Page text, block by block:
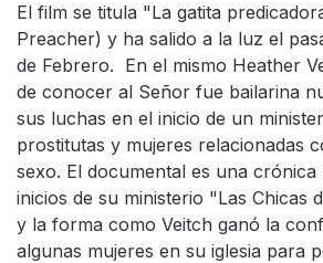
El film se titula "La gatita
Preacher) y ha salido a la luz el
de Febrero. En el mismo Heather
de conocer al Señor fue bailarina
sus luchas en el inicio de un
prostitutas y mujeres relacionadas
sexo. El documental es una crónica
inicios de su ministerio "Las Chicas
y la forma como Veitch ganó la
algunas mujeres en su iglesia para